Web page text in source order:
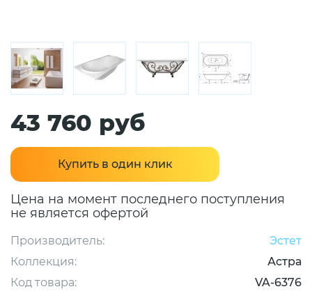
43 760 руб
Купить в один клик
Цена на момент последнего поступления
не является офертой
Производитель:
Эстет
Коллекция:
Астра
Код товара:
VA-6376